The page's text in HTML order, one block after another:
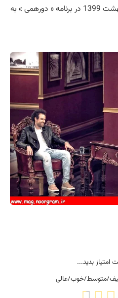
شکیب شجره در تاریخ 10 اردیبهشت 1399 در برنامه « دورهمی » به
امتیاز بدید...
متوسط/خوب/عالی